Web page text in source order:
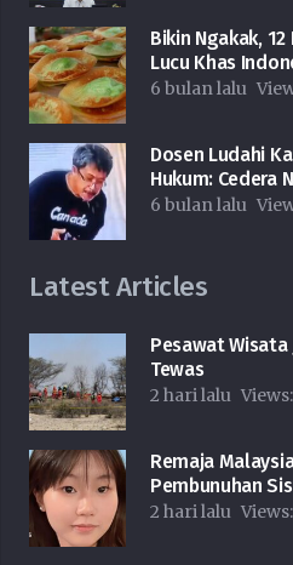
Bikin Ngakak,
Lucu Khas
6 bulan lalu
Dosen Ludahi
Hukum: Cedera
6 bulan lalu
Latest Articles
Pesawat Wisata
Tewas
2 hari lalu Views:
Remaja
Pembunuhan
2 hari lalu Views: